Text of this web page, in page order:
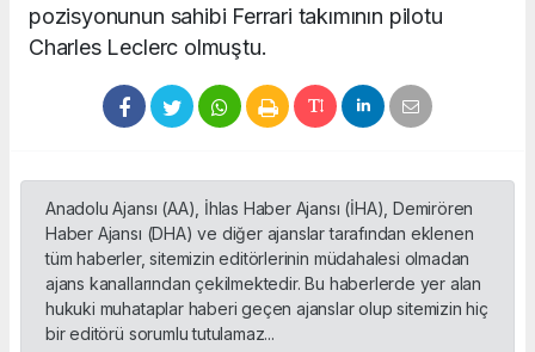
pozisyonunun sahibi Ferrari takımının pilotu
Charles Leclerc olmuştu.
Anadolu Ajansı (AA), İhlas Haber Ajansı (İHA), Demirören
Haber Ajansı (DHA) ve diğer ajanslar tarafından eklenen
tüm haberler, sitemizin editörlerinin müdahalesi olmadan
ajans kanallarından çekilmektedir. Bu haberlerde yer alan
hukuki muhataplar haberi geçen ajanslar olup sitemizin hiç
bir editörü sorumlu tutulamaz...